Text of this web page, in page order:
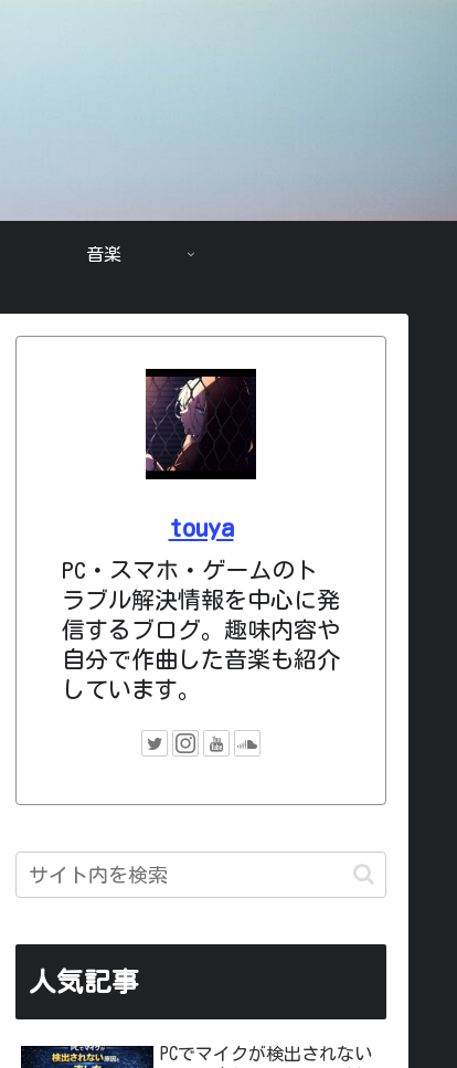
音楽
touya
PC・スマホ・ゲームのト
ラブル解決情報を中心に発
信するブログ。趣味内容や
自分で作曲した音楽も紹介
しています。
人気記事
PCでマイクが検出されない